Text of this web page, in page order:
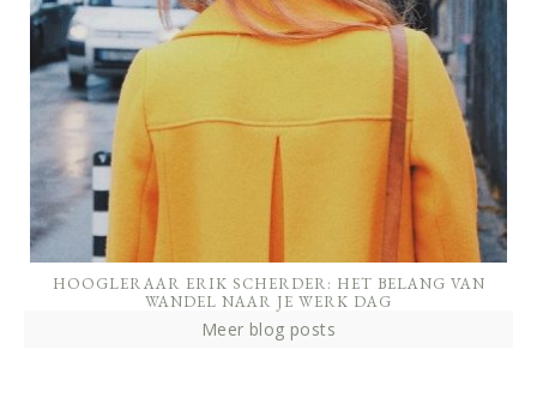
HOOGLERAAR ERIK SCHERDER: HET BELANG VAN
WANDEL NAAR JE WERK DAG
Meer blog posts